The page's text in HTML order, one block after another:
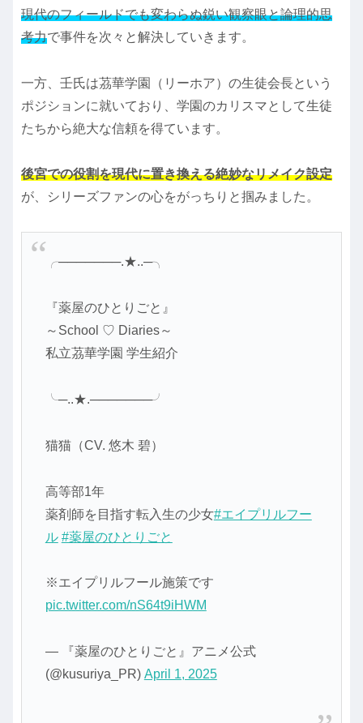
現代のフィールドでも変わらぬ鋭い観察眼と論理的思
考力で事件を次々と解決していきます。
一方、壬氏は茘華学園（リーホア）の生徒会長という
ポジションに就いており、学園のカリスマとして生徒
たちから絶大な信頼を得ています。
後宮での役割を現代に置き換える絶妙なリメイク設定
が、シリーズファンの心をがっちりと掴みました。
╭───────.★..─╮
『薬屋のひとりごと』
～School ♡ Diaries～
私立茘華学園 学生紹介
╰─..★.───────╯
猫猫（CV. 悠木 碧）
高等部1年
薬剤師を目指す転入生の少女#エイプリルフー
ル #薬屋のひとりごと
※エイプリルフール施策です
pic.twitter.com/nS64t9iHWM
— 『薬屋のひとりごと』アニメ公式
(@kusuriya_PR) April 1, 2025